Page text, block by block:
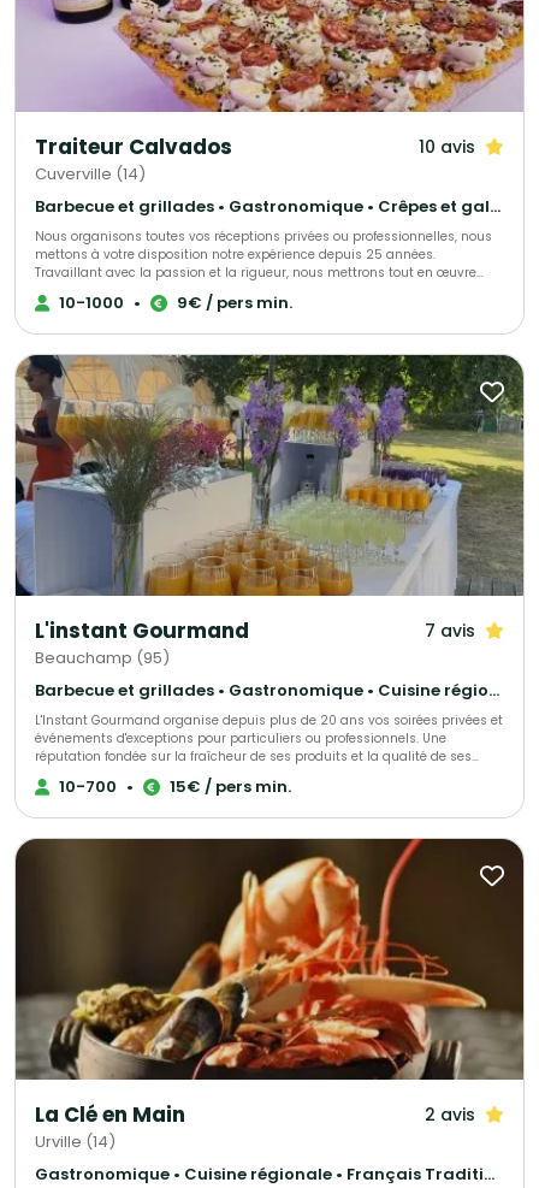
Traiteur Calvados 10 avis
Cuverville (14)
Barbecue et grillades • Gastronomique • Crêpes et galettes
Nous organisons toutes vos réceptions privées ou professionnelles, nous
mettons à votre disposition notre expérience depuis 25 années.
Travaillant avec la passion et la rigueur, nous mettrons tout en œuvre
pour faire de ce jour un moment unique et inoubliable. Nous travaillons
avec des produits d’exceptions, locaux, tout fait maison. Nous serons à
10-1000 • 9€ / pers min.
L'instant Gourmand 7 avis
Beauchamp (95)
Barbecue et grillades • Gastronomique • Cuisine régionale
L'Instant Gourmand organise depuis plus de 20 ans vos soirées privées et
événements d'exceptions pour particuliers ou professionnels. Une
réputation fondée sur la fraîcheur de ses produits et la qualité de ses
prestations.
10-700 • 15€ / pers min.
La Clé en Main 2 avis
Urville (14)
Gastronomique • Cuisine régionale • Français Traditionnel